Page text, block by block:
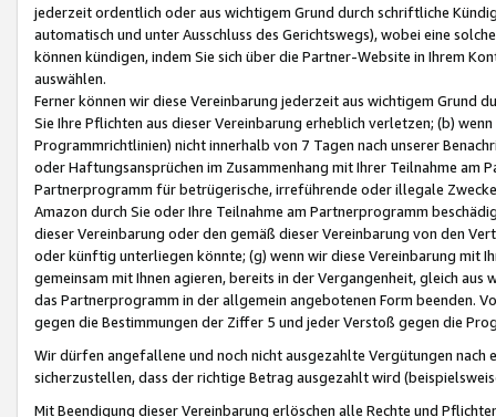
jederzeit ordentlich oder aus wichtigem Grund durch schriftliche
automatisch und unter Ausschluss des Gerichtswegs), wobei eine
können kündigen, indem Sie sich über die Partner-Website in Ihrem
auswählen.
Ferner können wir diese Vereinbarung jederzeit aus wichtigem Grund
Sie Ihre Pflichten aus dieser Vereinbarung erheblich verletzen; (b)
Programmrichtlinien) nicht innerhalb von 7 Tagen nach unserer
oder Haftungsansprüchen im Zusammenhang mit Ihrer Teilnahme am
Partnerprogramm für betrügerische, irreführende oder illegale
Amazon durch Sie oder Ihre Teilnahme am Partnerprogramm
dieser Vereinbarung oder den gemäß dieser Vereinbarung von den
oder künftig unterliegen könnte; (g) wenn wir diese Vereinbarung mit
gemeinsam mit Ihnen agieren, bereits in der Vergangenheit, gleich
das Partnerprogramm in der allgemein angebotenen Form beenden.
gegen die Bestimmungen der Ziffer 5 und jeder Verstoß gegen die
Wir dürfen angefallene und noch nicht ausgezahlte Vergütungen
sicherzustellen, dass der richtige Betrag ausgezahlt wird
Mit Beendigung dieser Vereinbarung erlöschen alle Rechte und